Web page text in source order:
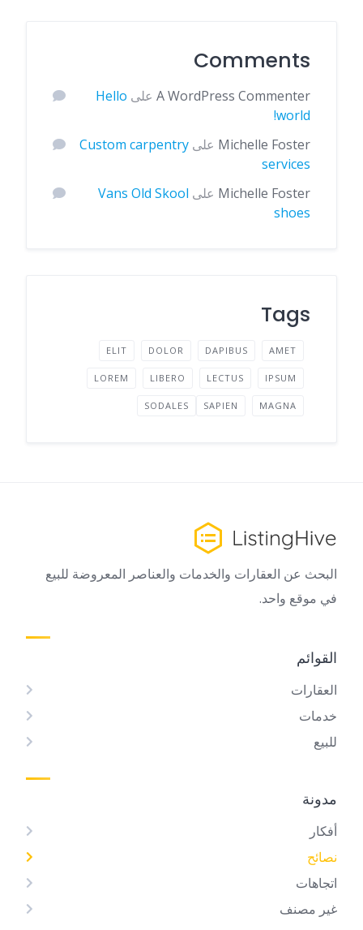
Comments
A WordPress Commenter على Hello
world!
Michelle Foster على Custom carpentry
services
Michelle Foster على Vans Old Skool
shoes
Tags
AMET
DAPIBUS
DOLOR
ELIT
IPSUM
LECTUS
LIBERO
LOREM
MAGNA
SAPIEN
SODALES
البحث عن العقارات والخدمات والعناصر المعروضة للبيع
في موقع واحد.
القوائم
العقارات
خدمات
للبيع
مدونة
أفكار
نصائح
اتجاهات
غير مصنف